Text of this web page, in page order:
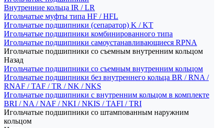
Внутренние кольца IR / LR
Игольчатые муфты типа HF / HFL
Игольчатые подшипники (сепаратор) K / KT
Игольчатые подшипники комбинированного типа
Игольчатые подшипники самоустанавливающиеся RPNA
Игольчатые подшипники со съемным внутренним кольцом
Назад
Игольчатые подшипники со съемным внутренним кольцом
Игольчатые подшипники без внутреннего кольца BR / RNA /
RNAF / TAF / TR / NK / NKS
Игольчатые подшипники с внутренним кольцом в комплекте
BRI / NA / NAF / NKI / NKIS / TAFI / TRI
Игольчатые подшипники со штампованным наружним
кольцом